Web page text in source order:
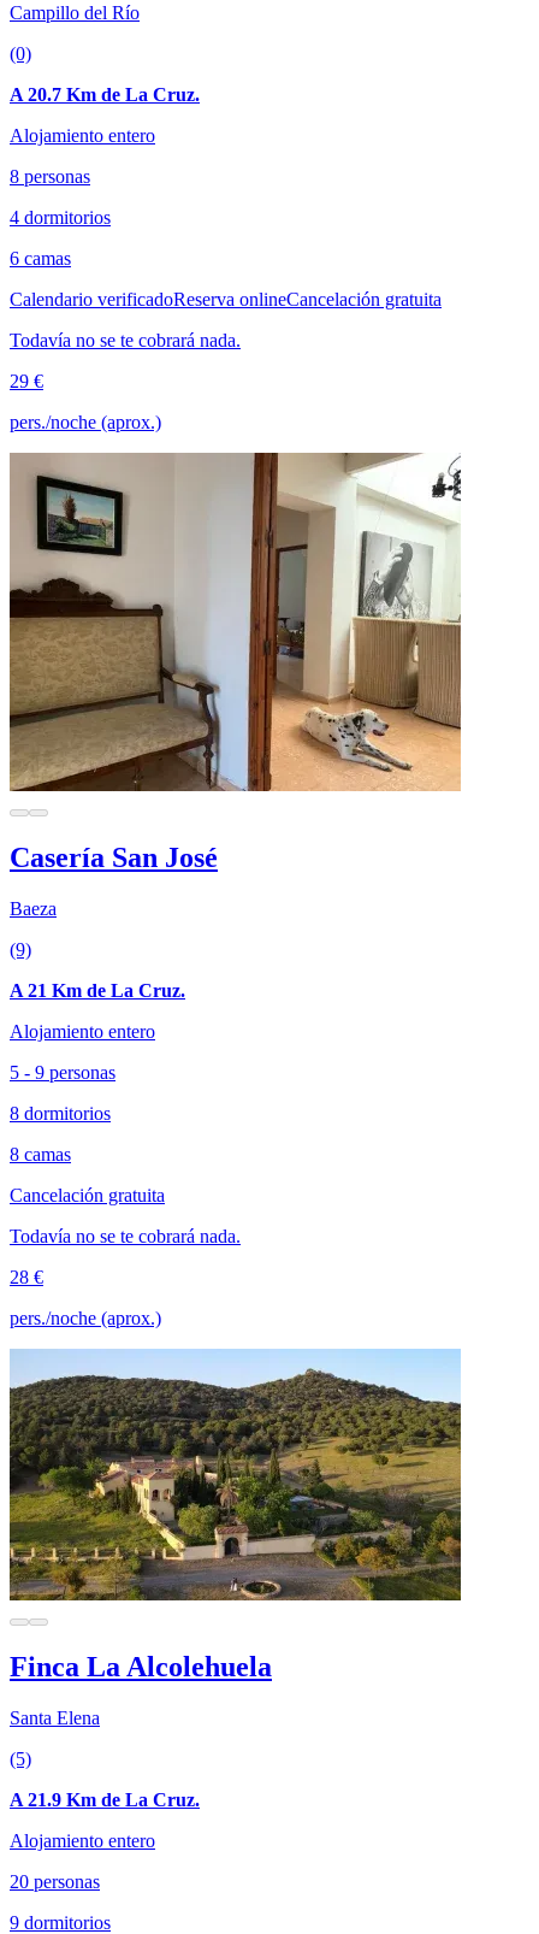
Campillo del Río
(0)
A 20.7 Km de La Cruz.
Alojamiento entero
8 personas
4 dormitorios
6 camas
Calendario verificadoReserva onlineCancelación gratuita
Todavía no se te cobrará nada.
29 €
pers./noche (aprox.)
Casería San José
Baeza
(9)
A 21 Km de La Cruz.
Alojamiento entero
5 - 9 personas
8 dormitorios
8 camas
Cancelación gratuita
Todavía no se te cobrará nada.
28 €
pers./noche (aprox.)
Finca La Alcolehuela
Santa Elena
(5)
A 21.9 Km de La Cruz.
Alojamiento entero
20 personas
9 dormitorios